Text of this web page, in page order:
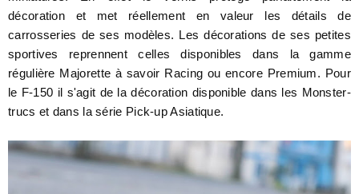
décoration et met réellement en valeur les détails de
carrosseries de ses modèles. Les décorations de ses petites
sportives reprennent celles disponibles dans la gamme
régulière Majorette à savoir Racing ou encore Premium. Pour
le F-150 il s'agit de la décoration disponible dans les Monster-
trucs et dans la série Pick-up Asiatique.